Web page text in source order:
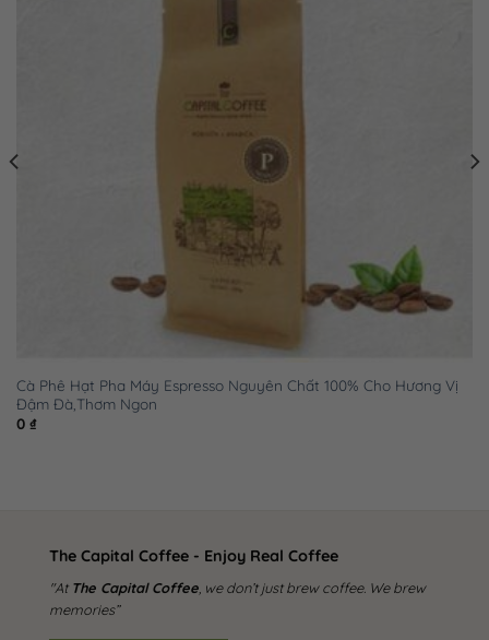
☕ Hạn sử dụng : 12 tháng ( kể từ ngày sản xuất )
Cà Phê Hạt Pha Máy Espresso Nguyên Chất 100% Cho Hương Vị
Đậm Đà,Thơm Ngon
0 ₫
The Capital Coffee - Enjoy Real Coffee
"At The Capital Coffee, we don’t just brew coffee. We brew
memories”